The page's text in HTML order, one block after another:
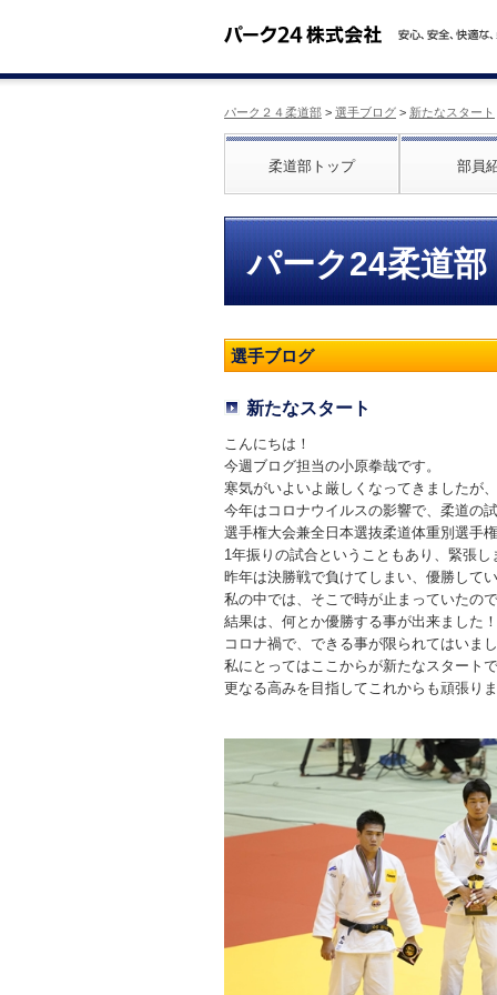
パーク２４柔道部 > 選手ブログ > 新たなスタート
柔道部トップ 部員
パーク24柔道部
選手ブログ
新たなスタート
こんにちは！
今週ブログ担当の小原拳哉です。
寒気がいよいよ厳しくなってきましたが
今年はコロナウイルスの影響で、柔道の
選手権大会兼全日本選抜柔道体重別選手
1年振りの試合ということもあり、緊張し
昨年は決勝戦で負けてしまい、優勝して
私の中では、そこで時が止まっていたの
結果は、何とか優勝する事が出来ました！
コロナ禍で、できる事が限られてはいま
私にとってはここからが新たなスタート
更なる高みを目指してこれからも頑張り